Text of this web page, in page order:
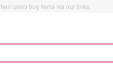
users buy items via our links.